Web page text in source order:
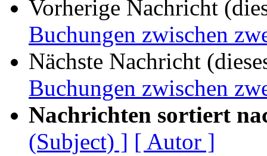
Vorherige Nachricht
Buchungen zwischen
Nächste Nachricht
Buchungen zwischen
Nachrichten sortiert
(Subject) ] [ Autor ]